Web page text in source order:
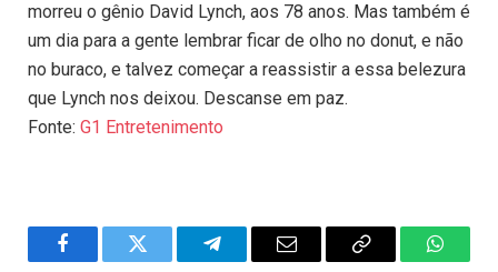
morreu o gênio David Lynch, aos 78 anos. Mas também é
um dia para a gente lembrar ficar de olho no donut, e não
no buraco, e talvez começar a reassistir a essa belezura
que Lynch nos deixou. Descanse em paz.
Fonte: G1 Entretenimento
FacebookTwitter TelegramEmail
Copy